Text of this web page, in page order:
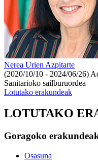
Nerea Urien Azpitarte
(2020/10/10 - 2024/06/26)
Sanitarioko sailburuordea
Lotutako erakundeak
LOTUTAKO
Goragoko
Osasuna